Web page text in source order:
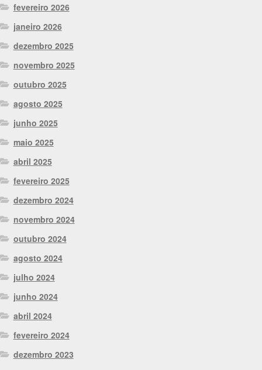
fevereiro 2026
janeiro 2026
dezembro 2025
novembro 2025
outubro 2025
agosto 2025
junho 2025
maio 2025
abril 2025
fevereiro 2025
dezembro 2024
novembro 2024
outubro 2024
agosto 2024
julho 2024
junho 2024
abril 2024
fevereiro 2024
dezembro 2023